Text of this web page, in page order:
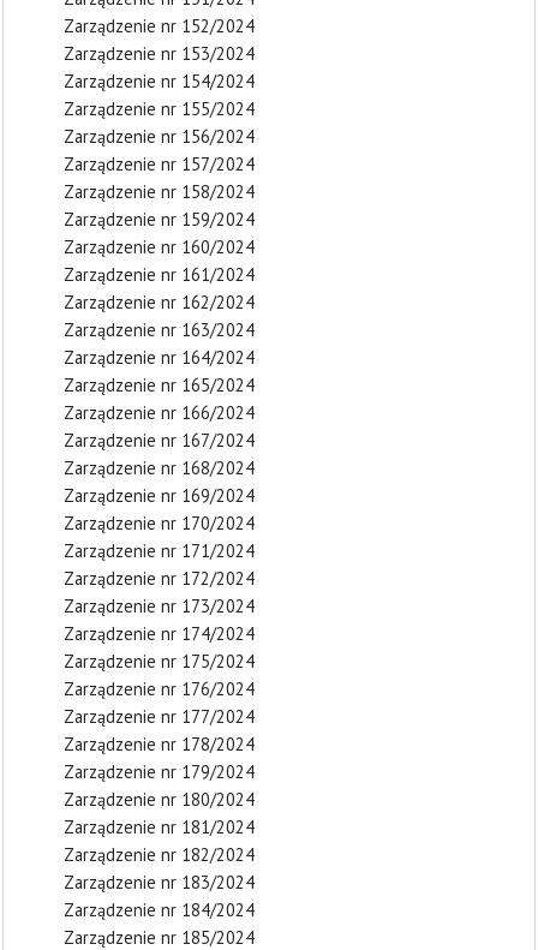
Zarządzenie nr 152/2024
Zarządzenie nr 153/2024
Zarządzenie nr 154/2024
Zarządzenie nr 155/2024
Zarządzenie nr 156/2024
Zarządzenie nr 157/2024
Zarządzenie nr 158/2024
Zarządzenie nr 159/2024
Zarządzenie nr 160/2024
Zarządzenie nr 161/2024
Zarządzenie nr 162/2024
Zarządzenie nr 163/2024
Zarządzenie nr 164/2024
Zarządzenie nr 165/2024
Zarządzenie nr 166/2024
Zarządzenie nr 167/2024
Zarządzenie nr 168/2024
Zarządzenie nr 169/2024
Zarządzenie nr 170/2024
Zarządzenie nr 171/2024
Zarządzenie nr 172/2024
Zarządzenie nr 173/2024
Zarządzenie nr 174/2024
Zarządzenie nr 175/2024
Zarządzenie nr 176/2024
Zarządzenie nr 177/2024
Zarządzenie nr 178/2024
Zarządzenie nr 179/2024
Zarządzenie nr 180/2024
Zarządzenie nr 181/2024
Zarządzenie nr 182/2024
Zarządzenie nr 183/2024
Zarządzenie nr 184/2024
Zarządzenie nr 185/2024